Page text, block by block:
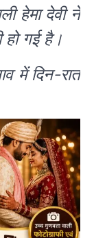
हेमा देवी ने
गई है।
में दिन-रात